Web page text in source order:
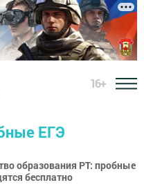
16+
ЕГЭ
образования РТ: пробные
бесплатно